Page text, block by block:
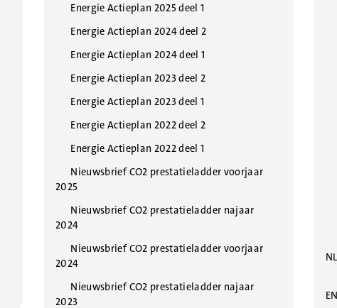
Energie Actieplan 2025 deel 1
Energie Actieplan 2024 deel 2
Energie Actieplan 2024 deel 1
Energie Actieplan 2023 deel 2
Energie Actieplan 2023 deel 1
Energie Actieplan 2022 deel 2
Energie Actieplan 2022 deel 1
Nieuwsbrief CO2 prestatieladder voorjaar
2025
Nieuwsbrief CO2 prestatieladder najaar
2024
Nieuwsbrief CO2 prestatieladder voorjaar
2024
Nieuwsbrief CO2 prestatieladder najaar
2023
NL
EN